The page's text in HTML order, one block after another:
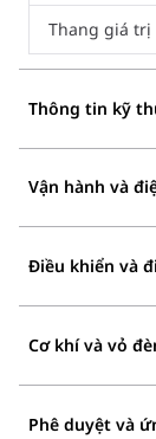
Thang giá trị
Thông tin kỹ
Vận hành và
Điều khiển và
Cơ khí và vỏ
Phê duyệt và